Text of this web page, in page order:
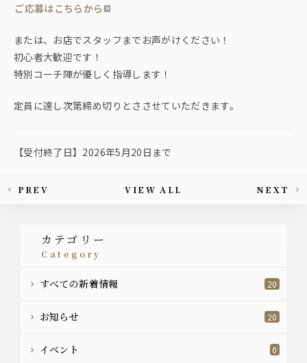
ご応募はこちらから
または、お店でスタッフまでお声がけください！
初心者大歓迎です！
特別コーチ陣が優しく指導します！
定員に達し次第締め切りとささせていただきます。
【受付終了日】2026年5月20日まで
This article's paging
PREV VIEW ALL NEXT
カテゴリー
category
すべての新着情報 20
お知らせ 20
イベント 0